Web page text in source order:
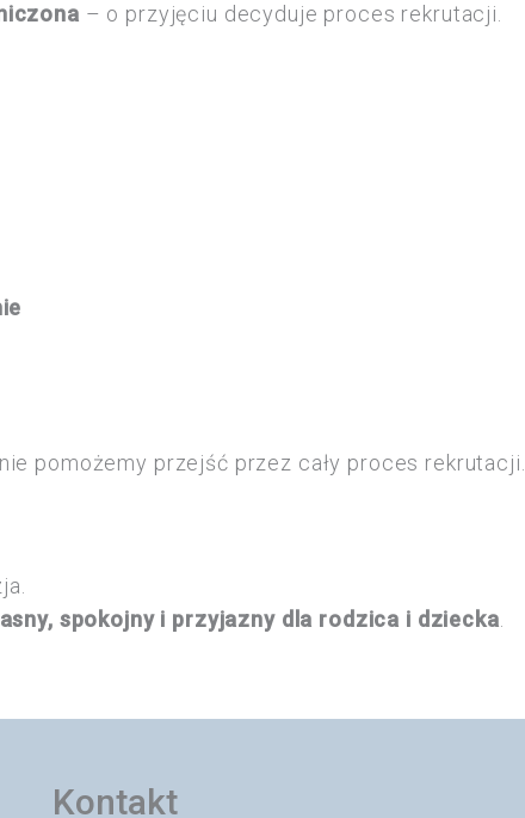
– o przyjęciu decyduje proces rekrutacji.
pomożemy przejść przez cały proces rekrutacji.
spokojny i przyjazny dla rodzica i dziecka.
Kontakt